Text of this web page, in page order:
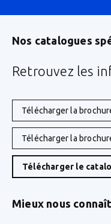
Nos catalogues
Retrouvez les
Télécharger la
Télécharger la
Télécharger le
Mieux nous